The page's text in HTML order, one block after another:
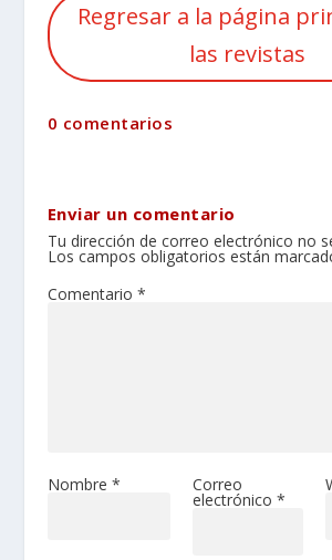
Regresar a la página
las revistas
0 comentarios
Enviar un comentario
Tu dirección de correo electrónico no
Los campos obligatorios están
Comentario *
Nombre * Correo
electrónico *